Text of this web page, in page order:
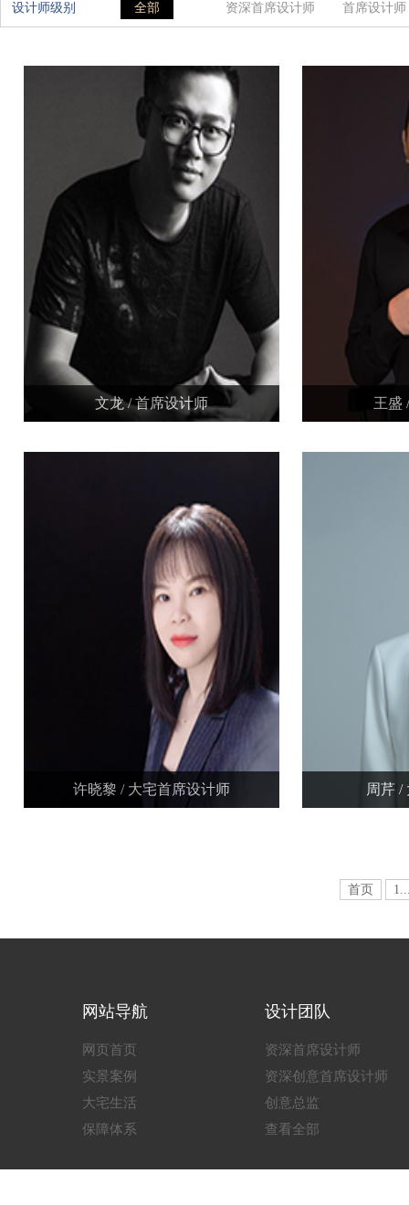
设计师级别 全部 资深首席设计师 首席设计师
文龙 / 首席设计师 王盛
许晓黎 / 大宅首席设计师 周芹 /
首页
网站导航
网页首页
实景案例
大宅生活
保障体系
设计团队
资深首席设计师
资深创意首席设计师
创意总监
查看全部